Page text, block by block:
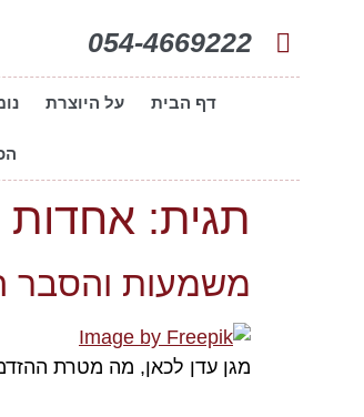
054-4669222
דף הבית על היוצרת
תגית: אחדות
משמעות והסבר
מגן עדן לכאן, מה מטרת